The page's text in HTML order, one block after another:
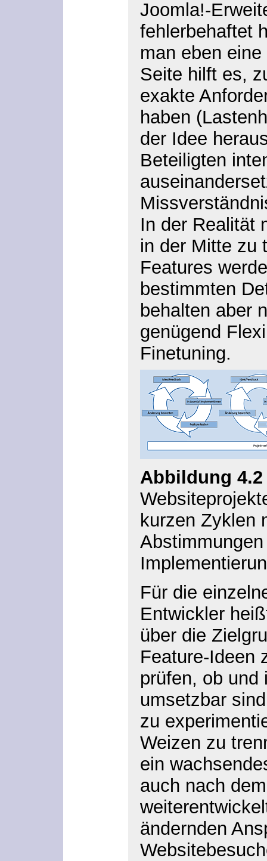
Joomla!-
fehlerbehaftet
man eben
Seite hilft es,
exakte
haben
der Idee
Beteiligten
In der Realität
in der Mitte zu
Features
bestimmten
behalten aber
genügend
Finetuning.
Abbildung 4.2
kurzen Zyklen
Für die
Entwickler
über die
Feature-Ideen
prüfen, ob und
umsetzbar
zu
Weizen zu
ein
auch nach
ändernden